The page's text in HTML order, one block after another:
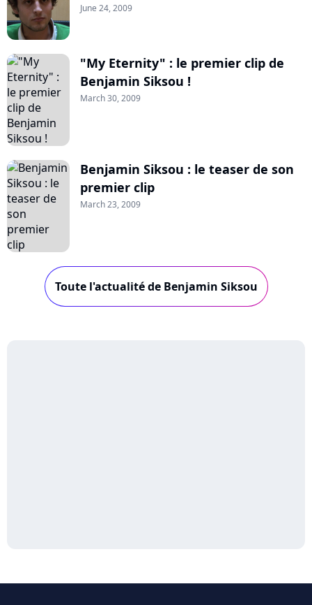
June 24, 2009
"My Eternity" : le premier clip de
Benjamin Siksou !
March 30, 2009
Benjamin Siksou : le teaser de son
premier clip
March 23, 2009
Toute l'actualité de Benjamin Siksou